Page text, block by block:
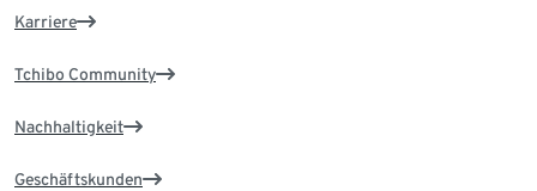
Karriere
Tchibo Community
Nachhaltigkeit
Geschäftskunden